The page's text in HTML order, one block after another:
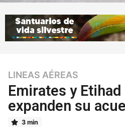
3
a
ñ
o
s
LINEAS AÉREAS
Emirates y
expanden su
3 min